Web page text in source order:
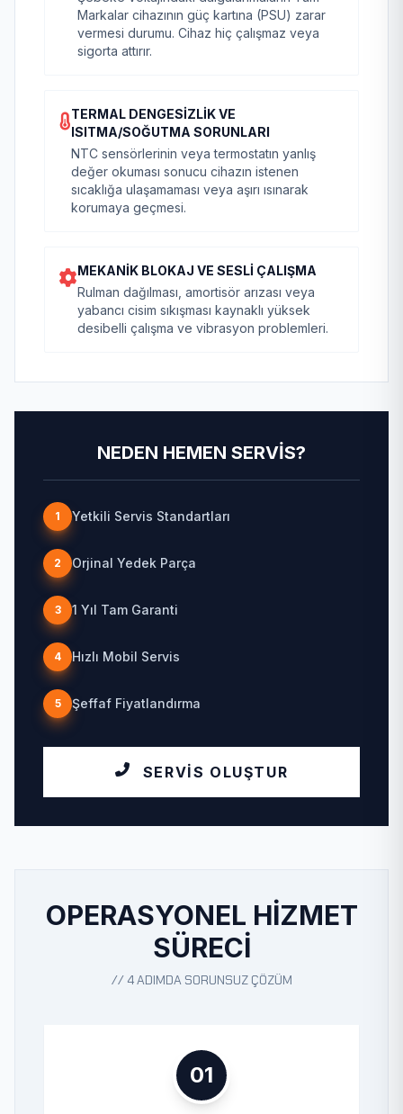
Markalar cihazının güç kartına (PSU) zarar
vermesi durumu. Cihaz hiç çalışmaz veya
sigorta attırır.
TERMAL DENGESIZLIK VE
ISITMA/SOĞUTMA SORUNLARI
NTC sensörlerinin veya termostatın yanlış
değer okuması sonucu cihazın istenen
sıcaklığa ulaşamaması veya aşırı ısınarak
korumaya geçmesi.
MEKANIK BLOKAJ VE SESLI ÇALIŞMA
Rulman dağılması, amortisör arızası veya
yabancı cisim sıkışması kaynaklı yüksek
desibelli çalışma ve vibrasyon problemleri.
NEDEN HEMEN SERVIS?
1 Yetkili Servis Standartları
2 Orjinal Yedek Parça
3 1 Yıl Tam Garanti
4 Hızlı Mobil Servis
5 Şeffaf Fiyatlandırma
SERVIS OLUŞTUR
OPERASYONEL HIZMET
SÜRECI
// 4 ADIMDA SORUNSUZ ÇÖZÜM
01